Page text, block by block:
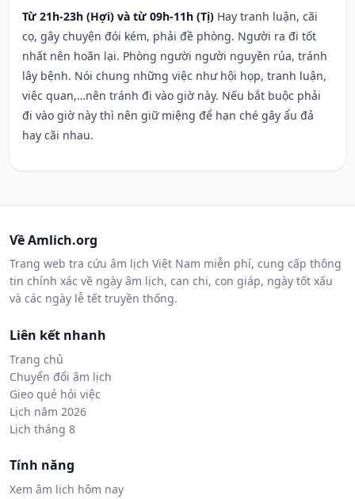
Từ 21h-23h (Hợi) và từ 09h-11h (Tị) Hay tranh luận, cãi
cọ, gây chuyện đói kém, phải đề phòng. Người ra đi tốt
nhất nên hoãn lại. Phòng người người nguyền rủa, tránh
lây bệnh. Nói chung những việc như hội họp, tranh luận,
việc quan,…nên tránh đi vào giờ này. Nếu bắt buộc phải
đi vào giờ này thì nên giữ miệng để hạn ché gây ẩu đả
hay cãi nhau.
Về Amlich.org
Trang web tra cứu âm lịch Việt Nam miễn phí, cung cấp thông
tin chính xác về ngày âm lịch, can chi, con giáp, ngày tốt xấu
và các ngày lễ tết truyền thống.
Liên kết nhanh
Trang chủ
Chuyển đổi âm lịch
Gieo quẻ hỏi việc
Lịch năm 2026
Lịch tháng 8
Tính năng
Xem âm lịch hôm nay